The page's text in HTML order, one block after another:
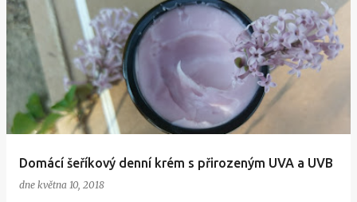
Domácí šeříkový denní krém s přirozeným UVA a UVB
dne května 10, 2018